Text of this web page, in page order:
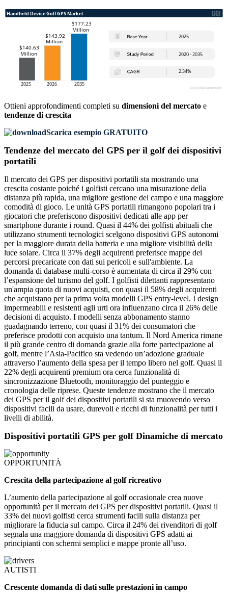
Ottieni approfondimenti completi su dimensioni del mercato e
tendenze di crescita
Scarica esempio GRATUITO
Tendenze del mercato del GPS per il golf dei dispositivi
portatili
Il mercato dei GPS per dispositivi portatili sta mostrando una
crescita costante poiché i golfisti cercano una misurazione della
distanza più rapida, una migliore gestione del campo e una maggiore
comodità di gioco. Le unità GPS portatili rimangono popolari tra i
giocatori che preferiscono dispositivi dedicati alle app per
smartphone durante i round. Quasi il 44% dei golfisti abituali che
utilizzano strumenti tecnologici scelgono dispositivi GPS autonomi
per la maggiore durata della batteria e una migliore visibilità della
luce solare. Circa il 37% degli acquirenti preferisce mappe dei
percorsi precaricate con dati sui pericoli e sull'ambiente. La
domanda di database multi-corso è aumentata di circa il 29% con
l’espansione del turismo del golf. I golfisti dilettanti rappresentano
un'ampia quota di nuovi acquisti, con quasi il 58% degli acquirenti
che acquistano per la prima volta modelli GPS entry-level. I design
impermeabili e resistenti agli urti ora influenzano circa il 26% delle
decisioni di acquisto. I modelli senza abbonamento stanno
guadagnando terreno, con quasi il 31% dei consumatori che
preferisce prodotti con acquisto una tantum. Il Nord America rimane
il più grande centro di domanda grazie alla forte partecipazione al
golf, mentre l’Asia-Pacifico sta vedendo un’adozione graduale
attraverso l’aumento della spesa per il tempo libero nel golf. Quasi il
22% degli acquirenti premium ora cerca funzionalità di
sincronizzazione Bluetooth, monitoraggio del punteggio e
cronologia delle riprese. Queste tendenze mostrano che il mercato
dei GPS per il golf dei dispositivi portatili si sta muovendo verso
dispositivi facili da usare, durevoli e ricchi di funzionalità per tutti i
livelli di abilità.
Dispositivi portatili GPS per golf Dinamiche di mercato
OPPORTUNITÀ
Crescita della partecipazione al golf ricreativo
L’aumento della partecipazione al golf occasionale crea nuove
opportunità per il mercato dei GPS per dispositivi portatili. Quasi il
33% dei nuovi golfisti cerca strumenti facili sulla distanza per
migliorare la fiducia sul campo. Circa il 24% dei rivenditori di golf
segnala una maggiore domanda di dispositivi GPS adatti ai
principianti con schermi semplici e mappe pronte all’uso.
AUTISTI
Crescente domanda di dati sulle prestazioni in campo